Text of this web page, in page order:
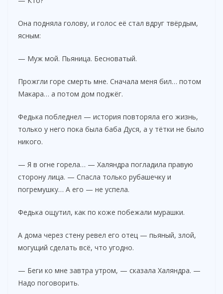
Она подняла голову, и голос её стал вдруг твёрдым,
ясным:
— Муж мой. Пьяница. Бесноватый.
Прожгли горе смерть мне. Сначала меня бил… потом
Макара… а потом дом поджёг.
Федька побледнел — история повторяла его жизнь,
только у него пока была баба Дуся, а у тётки не было
никого.
— Я в огне горела… — Халяндра погладила правую
сторону лица. — Спасла только рубашечку и
погремушку… А его — не успела.
Федька ощутил, как по коже побежали мурашки.
А дома через стену ревел его отец — пьяный, злой,
могущий сделать всё, что угодно.
— Беги ко мне завтра утром, — сказала Халяндра. —
Надо поговорить.